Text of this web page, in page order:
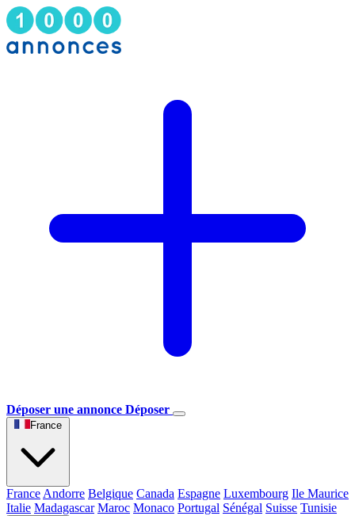
Déposer une annonce Déposer
France
France Andorre Belgique Canada Espagne Luxembourg Ile Maurice
Italie Madagascar Maroc Monaco Portugal Sénégal Suisse Tunisie